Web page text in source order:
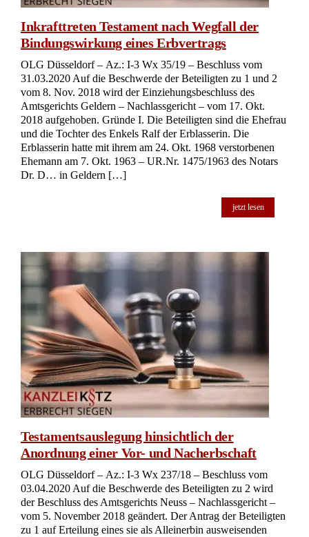
Inkrafttreten Testament nach Wegfall der
Bindungswirkung eines Erbvertrags
OLG Düsseldorf – Az.: I-3 Wx 35/19 – Beschluss vom
31.03.2020 Auf die Beschwerde der Beteiligten zu 1 und 2
vom 8. Nov. 2018 wird der Einziehungsbeschluss des
Amtsgerichts Geldern – Nachlassgericht – vom 17. Okt.
2018 aufgehoben. Gründe I. Die Beteiligten sind die Ehefrau
und die Tochter des Enkels Ralf der Erblasserin. Die
Erblasserin hatte mit ihrem am 24. Okt. 1968 verstorbenen
Ehemann am 7. Okt. 1963 – UR.Nr. 1475/1963 des Notars
Dr. D… in Geldern […]
jetzt lesen
Testamentsauslegung hinsichtlich der
Anordnung einer Vor- und Nacherbschaft
OLG Düsseldorf – Az.: I-3 Wx 237/18 – Beschluss vom
03.04.2020 Auf die Beschwerde des Beteiligten zu 2 wird
der Beschluss des Amtsgerichts Neuss – Nachlassgericht –
vom 5. November 2018 geändert. Der Antrag der Beteiligten
zu 1 auf Erteilung eines sie als Alleinerbin ausweisenden